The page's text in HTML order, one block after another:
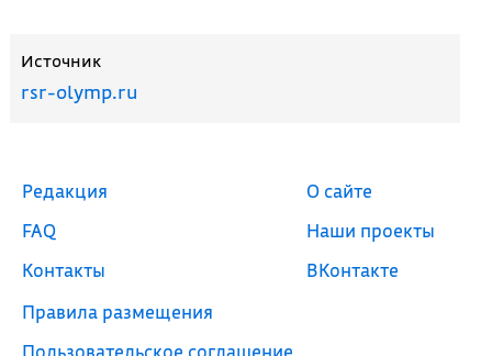
Источник
rsr-olymp.ru
Редакция
FAQ
Контакты
Правила размещения
Пользовательское соглашение
О сайте
Наши проекты
ВКонтакте